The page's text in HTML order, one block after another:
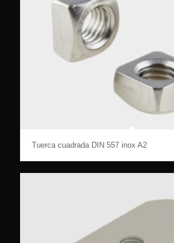
Tuerca cuadrada DIN 557 inox A2